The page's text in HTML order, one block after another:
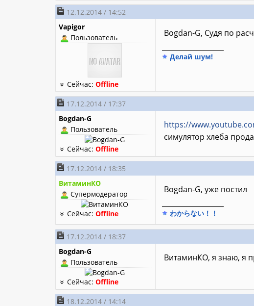
12.12.2014 / 14:52
Vapigor
Пользователь
Сейчас:Offline
Bogdan-G, Судя по
Делай шум!
17.12.2014 / 17:37
Bogdan-G
Пользователь
Сейчас:Offline
https://
симулятор хлеба
17.12.2014 / 18:35
ВитаминКО
Супермодератор
Сейчас:Offline
Bogdan-G, уже постил
わからない！！
17.12.2014 / 18:37
Bogdan-G
Пользователь
Сейчас:Offline
ВитаминКО, я знаю, я
18.12.2014 / 14:14